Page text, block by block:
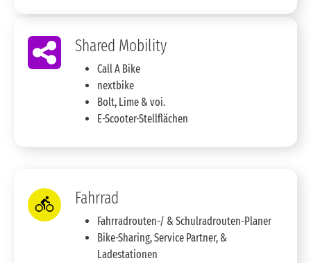
Shared Mobility
Call A Bike
nextbike
Bolt, Lime & voi.
E-Scooter-Stellflächen
Fahrrad
Fahrradrouten-/ & Schulradrouten-Planer
Bike-Sharing, Service Partner, &
Ladestationen